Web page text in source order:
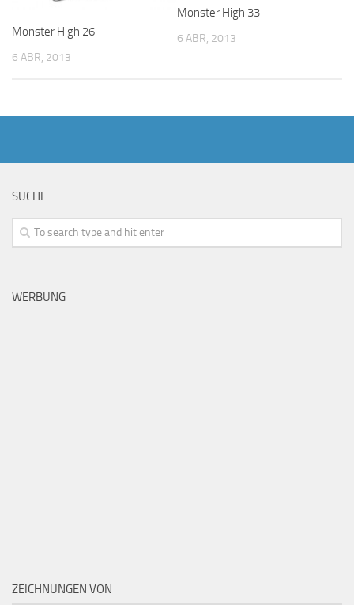
Monster High 26
6 ABR, 2013
Monster High 33
6 ABR, 2013
SUCHE
WERBUNG
ZEICHNUNGEN VON